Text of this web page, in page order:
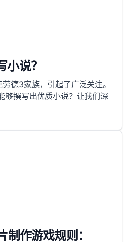
小说？
德3家族，引起了广泛关注。
够撰写出优质小说？让我们深
作游戏规则：